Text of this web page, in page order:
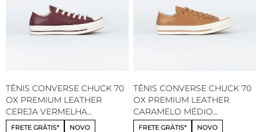
TÊNIS CONVERSE CHUCK 70
OX PREMIUM LEATHER
CEREJA VERMELHA
AMENDOA CT35890002
FRETE GRÁTIS* NOVO
TÊNIS CONVERSE CHUCK 70
OX PREMIUM LEATHER
CARAMELO MÉDIO
AMENDOA CT35890003
FRETE GRÁTIS* NOVO